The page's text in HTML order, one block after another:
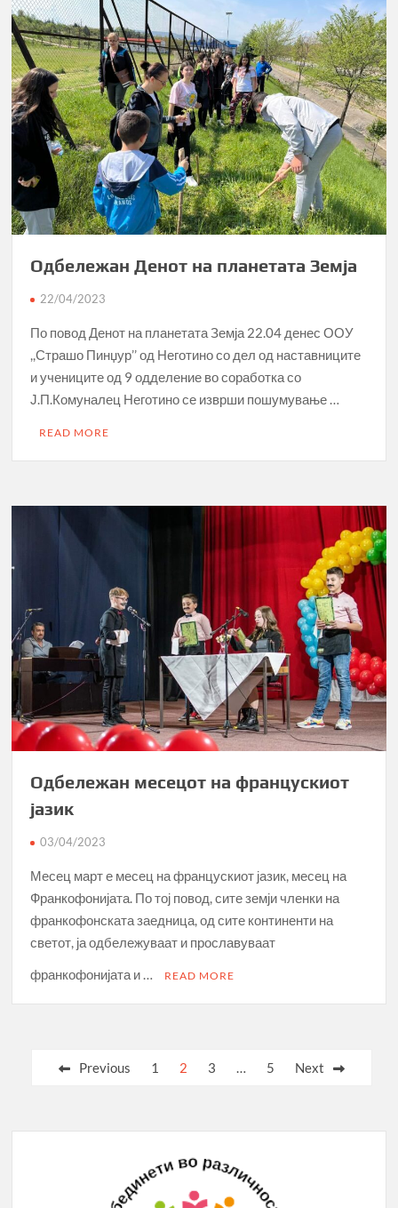
Одбележан Денот на планетата Земја
22/04/2023
По повод Денот на планетата Земја 22.04 денес ООУ
,,Страшо Пинџур’’ од Неготино со дел од наставниците
и учениците од 9 одделение во соработка со
Ј.П.Комуналец Неготино се изврши пошумување …
READ MORE
Одбележан месецот на францускиот
јазик
03/04/2023
Месец март е месец на францускиот јазик, месец на
Франкофонијата. По тој повод, сите земји членки на
франкофонската заедница, од сите континенти на
светот, ја одбележуваат и прославуваат
франкофонијата и …
READ MORE
Posts
Previous 1 2 3 5 Next